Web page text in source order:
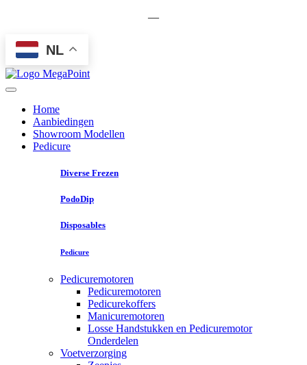
—
NL
Home
Aanbiedingen
Showroom Modellen
Pedicure
Diverse Frezen
PodoDip
Disposables
Pedicure
Pedicuremotoren
Pedicuremotoren
Pedicurekoffers
Manicuremotoren
Losse Handstukken en Pedicuremotor
Onderdelen
Voetverzorging